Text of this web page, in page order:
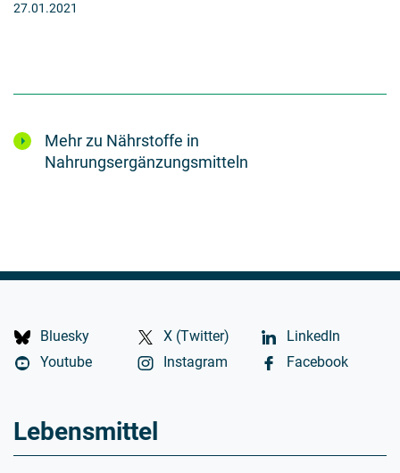
27.01.2021
Mehr zu Nährstoffe in
Nahrungsergänzungsmitteln
Bluesky X (Twitter)
LinkedIn
Youtube
Instagram Facebook
Lebensmittel